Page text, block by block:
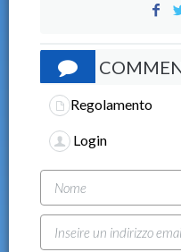
Regolamento
Login